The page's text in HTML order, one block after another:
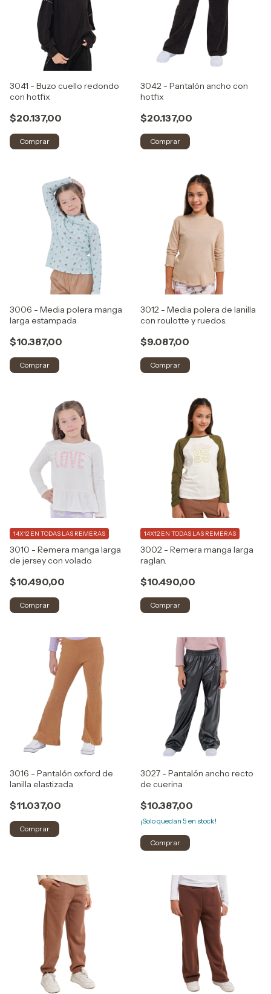
3041 - Buzo cuello redondo
con hotfix
$20.137,00
Comprar
3042 - Pantalón ancho con
hotfix
$20.137,00
Comprar
3006 - Media polera manga
larga estampada
$10.387,00
Comprar
3012 - Media polera de lanilla
con roulotte y ruedos.
$9.087,00
Comprar
3010 - Remera manga larga
de jersey con volado
$10.490,00
14X12 EN TODAS LAS REMERAS
Comprar
3002 - Remera manga larga
raglan.
$10.490,00
14X12 EN TODAS LAS REMERAS
Comprar
3016 - Pantalón oxford de
lanilla elastizada
$11.037,00
Comprar
3027 - Pantalón ancho recto
de cuerina
$10.387,00
¡Solo quedan 5 en stock!
Comprar